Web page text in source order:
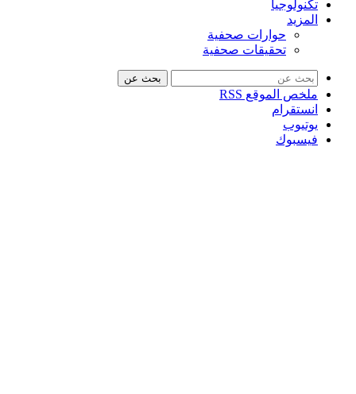
تكنولوجيا
المزيد
حوارات صحفية
تحقيقات صحفية
بحث عن
ملخص الموقع RSS
انستقرام
يوتيوب
فيسبوك